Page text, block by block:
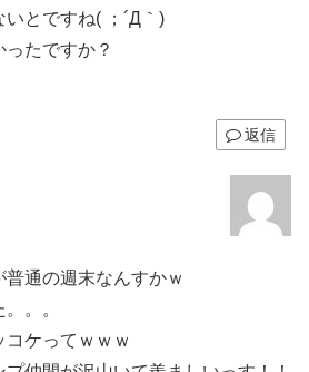
とですね( ；´Д｀)
たですか？
返信
通の週末なんすかｗ
。。
ケってｗｗｗ